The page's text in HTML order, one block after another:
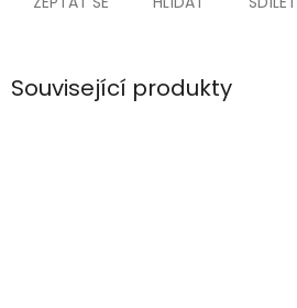
Související produkty